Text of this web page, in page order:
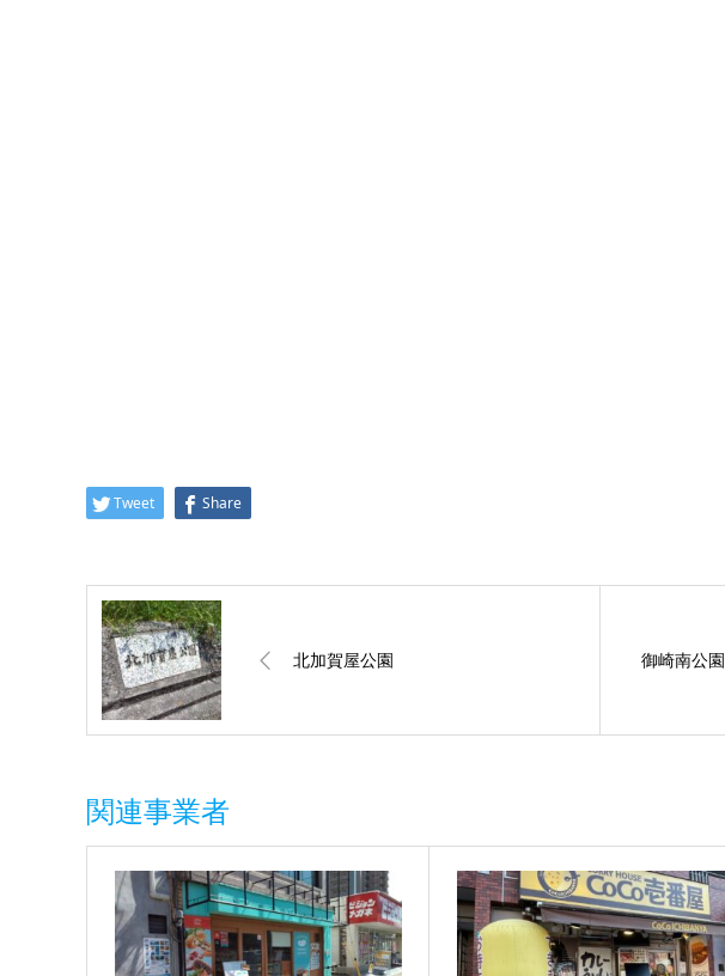
Tweet Share
北加賀屋公園 御崎南公園
関連事業者